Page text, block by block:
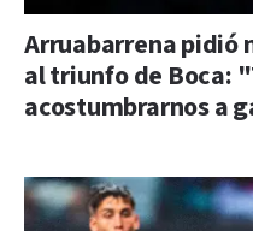
Arruabarrena pidió
al triunfo de Boca:
acostumbrarnos a